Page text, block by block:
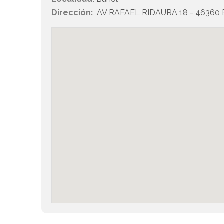
Dirección: AV RAFAEL RIDAURA 18 - 46360